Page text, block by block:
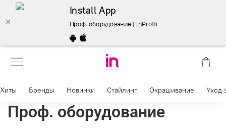
Install App
Проф. оборудование | inProffi
Хиты Бренды Новинки Стайлинг Окрашивание Уход
Проф. оборудование